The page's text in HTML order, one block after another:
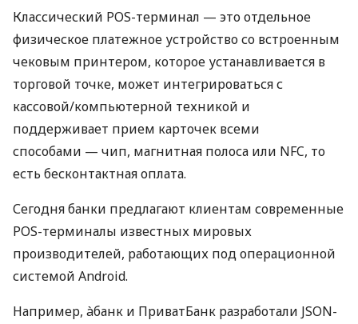
Классический POS-терминал — это отдельное
физическое платежное устройство со встроенным
чековым принтером, которое устанавливается в
торговой точке, может интегрироваться с
кассовой/компьютерной техникой и
поддерживает прием карточек всеми
способами — чип, магнитная полоса или NFC, то
есть бесконтактная оплата.
Сегодня банки предлагают клиентам современные
POS-терминалы известных мировых
производителей, работающих под операционной
системой Android.
Например, àбанк и ПриватБанк разработали JSON-